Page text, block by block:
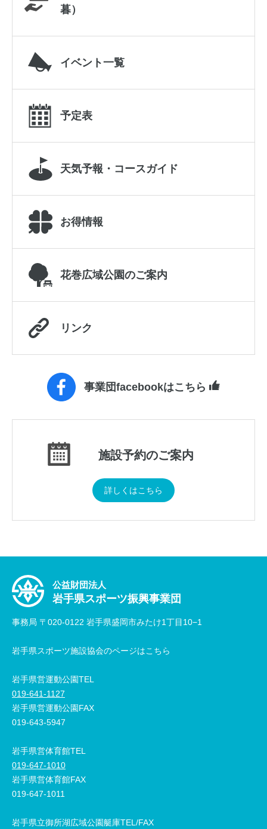
暮）
イベント一覧
予定表
天気予報・コースガイド
お得情報
花巻広域公園のご案内
リンク
事業団facebookはこちら
施設予約のご案内
詳しくはこちら
公益財団法人
岩手県スポーツ振興事業団
事務局 〒020-0122 岩手県盛岡市みたけ1丁目10−1
岩手県スポーツ施設協会のページはこちら
岩手県営運動公園TEL
019-641-1127
岩手県営運動公園FAX
019-643-5947
岩手県営体育館TEL
019-647-1010
岩手県営体育館FAX
019-647-1011
岩手県立御所湖広域公園艇庫TEL/FAX